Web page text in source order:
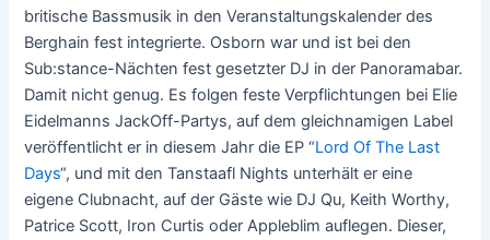
britische Bassmusik in den Veranstaltungskalender des
Berghain fest integrierte. Osborn war und ist bei den
Sub:stance-Nächten fest gesetzter DJ in der Panoramabar.
Damit nicht genug. Es folgen feste Verpflichtungen bei Elie
Eidelmanns JackOff-Partys, auf dem gleichnamigen Label
veröffentlicht er in diesem Jahr die EP “Lord Of The Last
Days“, und mit den Tanstaafl Nights unterhält er eine
eigene Clubnacht, auf der Gäste wie DJ Qu, Keith Worthy,
Patrice Scott, Iron Curtis oder Appleblim auflegen. Dieser,